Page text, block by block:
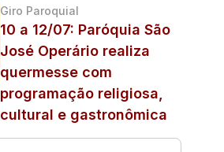
Giro Paroquial
10 a 12/07: Paróquia São
José Operário realiza
quermesse com
programação religiosa,
cultural e gastronômica